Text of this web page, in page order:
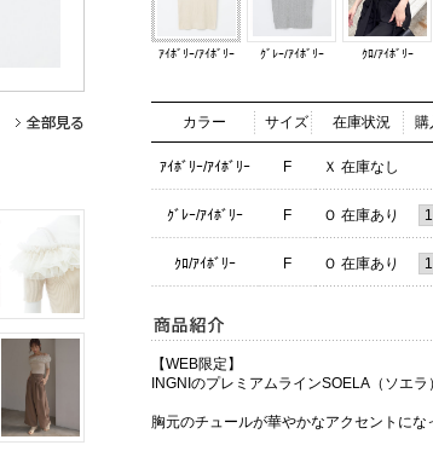
ｱｲﾎﾞﾘｰ/ｱｲﾎﾞﾘｰ ｸﾞﾚｰ/ｱｲﾎﾞﾘｰ ｸﾛ/ｱｲﾎﾞﾘｰ
カラー サイズ 在庫状況 購
ｱｲﾎﾞﾘｰ/ｱｲﾎﾞﾘｰ F Ｘ 在庫なし
ｸﾞﾚｰ/ｱｲﾎﾞﾘｰ F Ｏ 在庫あり
ｸﾛ/ｱｲﾎﾞﾘｰ F Ｏ 在庫あり
【WEB限定】
INGNIのプレミアムラインSOELA（ソエラ）
胸元のチュールが華やかなアクセントにな